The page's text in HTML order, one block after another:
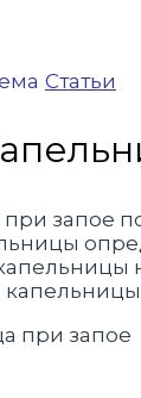
Статьи
запое